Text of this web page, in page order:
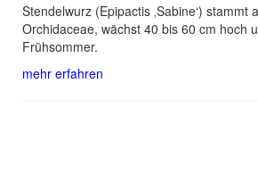
Stendelwurz (Epipactis ‚Sabine‘) stammt
Orchidaceae, wächst 40 bis 60 cm hoch
Frühsommer.
mehr erfahren